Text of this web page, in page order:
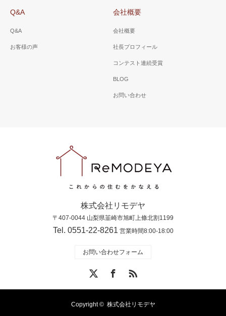
Q&A
Q&A
お客様の声
会社概要
会社概要
社長プロフィール
コンテスト連続受賞
BLOG
お問い合わせ
株式会社リモデヤ
〒407-0044 山梨県韮崎市旭町上條北割1199
Tel. 0551-22-8261営業時間8:00-18:00
お問い合わせフォーム
RSS
Copyright © 株式会社リモデヤ